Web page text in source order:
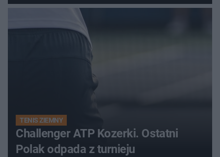
TENIS ZIEMNY
Challenger ATP Kozerki. Ostatni
Polak odpada z turnieju